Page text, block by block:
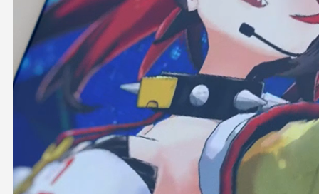
COLLABORATION
SUPPORT ADVERTISING
OFFICIAL SHOP
HOLODULE
会社概要
プライバシーポリシー